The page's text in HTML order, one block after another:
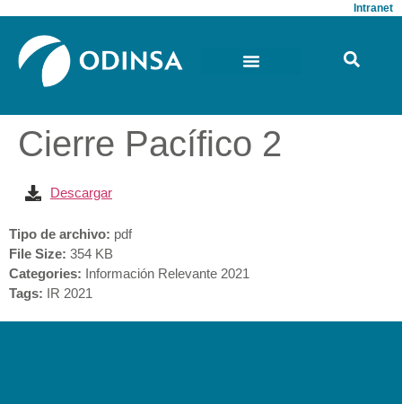
Intranet
Cierre Pacífico 2
Descargar
Tipo de archivo: pdf
File Size: 354 KB
Categories: Información Relevante 2021
Tags:
IR 2021